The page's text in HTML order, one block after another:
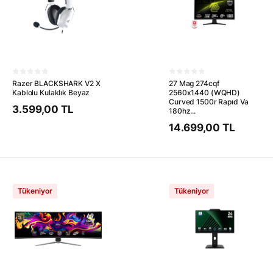
Razer BLACKSHARK V2 X
Kablolu Kulaklık Beyaz
3.599,00 TL
27 Mag 274cqf
2560x1440 (WQHD)
Curved 1500r Rapıd Va
180hz...
14.699,00 TL
Tükeniyor Tükeniyor